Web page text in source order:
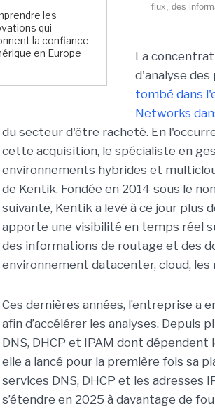
les
qui
la confiance
en Europe
flux, des
La
d'analyse
tombé dans
Networks
du secteur d'être racheté. En
cette acquisition, le spécialiste en
environnements hybrides et
de Kentik. Fondée en 2014 sous le
suivante, Kentik a levé à ce jour plus
apporte une visibilité en temps réel
des informations de routage et des
environnement datacenter, cloud,
Ces dernières années, l’entreprise a
afin d’accélérer les analyses. Depuis
DNS, DHCP et IPAM dont
elle a lancé pour la première fois sa
services DNS, DHCP et les adresses
s’étendre en 2025 à davantage de